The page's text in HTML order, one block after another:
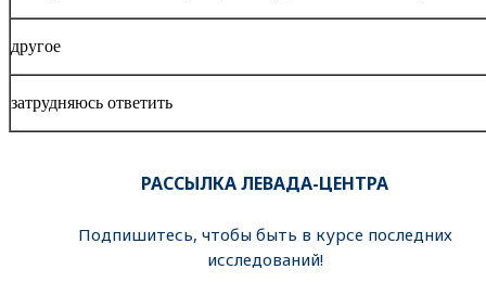
другое
затрудняюсь ответить
РАССЫЛКА ЛЕВАДА-ЦЕНТРА
Подпишитесь, чтобы быть в курсе последних
исследований!